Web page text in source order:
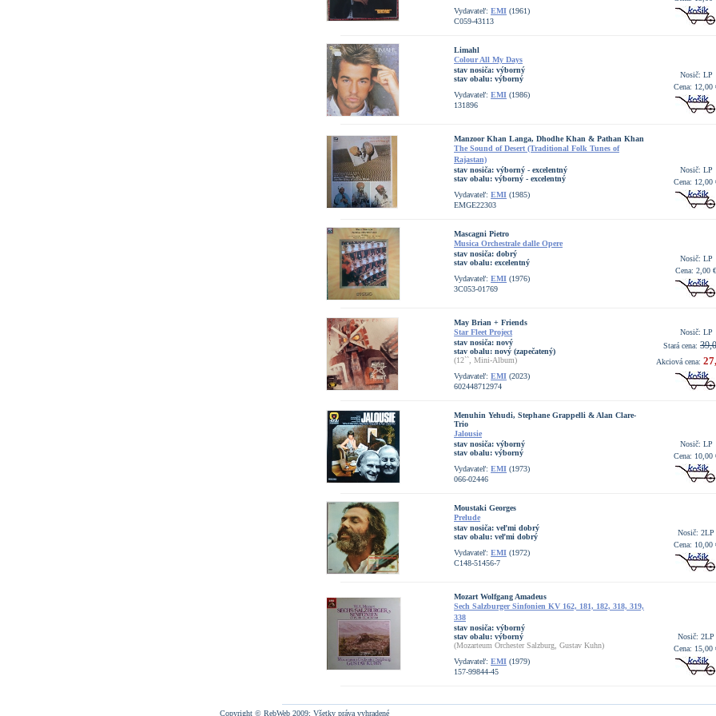
Vydavateľ: EMI (1961)
C059-43113
Limahl
Colour All My Days
stav nosiča: výborný
stav obalu: výborný
Vydavateľ: EMI (1986)
131896
Nosič: LP
Cena: 12,00
Manzoor Khan Langa, Dhodhe Khan & Pathan Khan
The Sound of Desert (Traditional Folk Tunes of
Rajastan)
stav nosiča: výborný - excelentný
stav obalu: výborný - excelentný
Vydavateľ: EMI (1985)
EMGE22303
Nosič: LP
Cena: 12,00
Mascagni Pietro
Musica Orchestrale dalle Opere
stav nosiča: dobrý
stav obalu: excelentný
Vydavateľ: EMI (1976)
3C053-01769
Nosič: LP
Cena: 2,00 €
May Brian + Friends
Star Fleet Project
stav nosiča: nový
stav obalu: nový (zapečatený)
(12``, Mini-Album)
Vydavateľ: EMI (2023)
602448712974
Nosič: LP
Stará cena:
Akciová cena:
Menuhin Yehudi, Stephane Grappelli & Alan Clare-
Trio
Jalousie
stav nosiča: výborný
stav obalu: výborný
Vydavateľ: EMI (1973)
066-02446
Nosič: LP
Cena: 10,00
Moustaki Georges
Prelude
stav nosiča: veľmi dobrý
stav obalu: veľmi dobrý
Vydavateľ: EMI (1972)
C148-51456-7
Nosič: 2LP
Cena: 10,00
Mozart Wolfgang Amadeus
Sech Salzburger Sinfonien KV 162, 181, 182, 318, 319,
338
stav nosiča: výborný
stav obalu: výborný
(Mozarteum Orchester Salzburg, Gustav Kuhn)
Vydavateľ: EMI (1979)
157-99844-45
Nosič: 2LP
Cena: 15,00
Copyright © RebWeb 2009; Všetky práva vyhradené